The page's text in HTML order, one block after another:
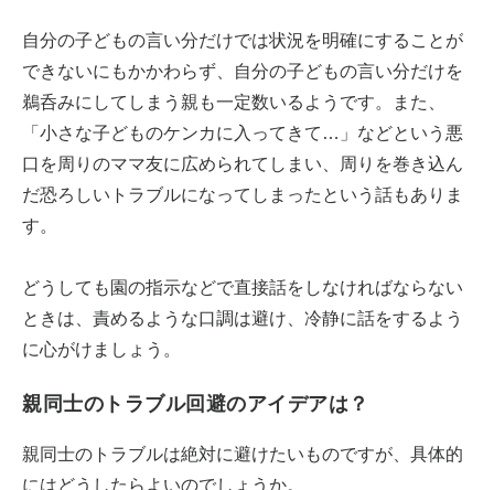
自分の子どもの言い分だけでは状況を明確にすることが
できないにもかかわらず、自分の子どもの言い分だけを
鵜呑みにしてしまう親も一定数いるようです。また、
「小さな子どものケンカに入ってきて…」などという悪
口を周りのママ友に広められてしまい、周りを巻き込ん
だ恐ろしいトラブルになってしまったという話もありま
す。
どうしても園の指示などで直接話をしなければならない
ときは、責めるような口調は避け、冷静に話をするよう
に心がけましょう。
親同士のトラブル回避のアイデアは？
親同士のトラブルは絶対に避けたいものですが、具体的
にはどうしたらよいのでしょうか。